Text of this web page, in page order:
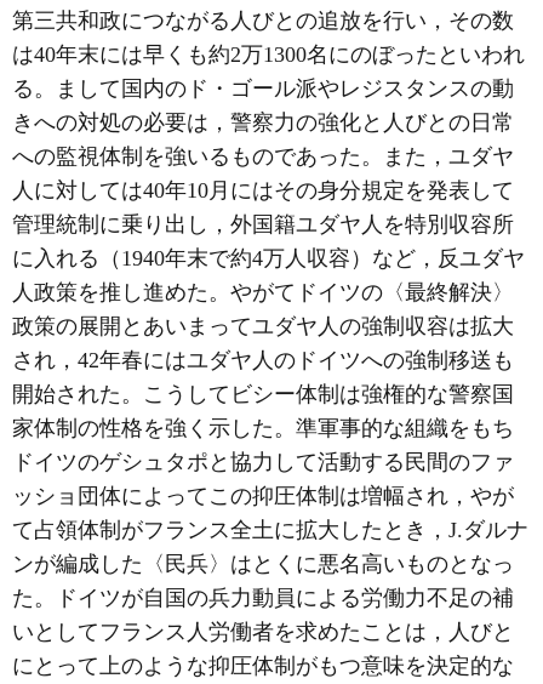
第三共和政につながる人びとの追放を行い，その数
は40年末には早くも約2万1300名にのぼったといわれ
る。まして国内のド・ゴール派やレジスタンスの動
きへの対処の必要は，警察力の強化と人びとの日常
への監視体制を強いるものであった。また，ユダヤ
人に対しては40年10月にはその身分規定を発表して
管理統制に乗り出し，外国籍ユダヤ人を特別収容所
に入れる（1940年末で約4万人収容）など，反ユダヤ
人政策を推し進めた。やがてドイツの〈最終解決〉
政策の展開とあいまってユダヤ人の強制収容は拡大
され，42年春にはユダヤ人のドイツへの強制移送も
開始された。こうしてビシー体制は強権的な警察国
家体制の性格を強く示した。準軍事的な組織をもち
ドイツのゲシュタポと協力して活動する民間のファ
ッショ団体によってこの抑圧体制は増幅され，やが
て占領体制がフランス全土に拡大したとき，J.ダルナ
ンが編成した〈民兵〉はとくに悪名高いものとなっ
た。ドイツが自国の兵力動員による労働力不足の補
いとしてフランス人労働者を求めたことは，人びと
にとって上のような抑圧体制がもつ意味を決定的な